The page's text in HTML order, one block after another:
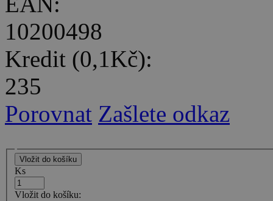
10200498
Kredit (0,1Kč):
235
Porovnat Zašlete odkaz
Ks
Vložit do košíku: